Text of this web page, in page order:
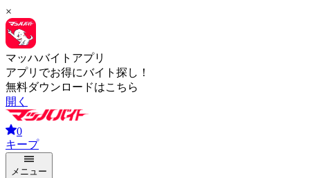
×
マッハバイトアプリ
アプリでお得にバイト探し！
無料ダウンロードはこちら
開く
0
キープ
メニュー